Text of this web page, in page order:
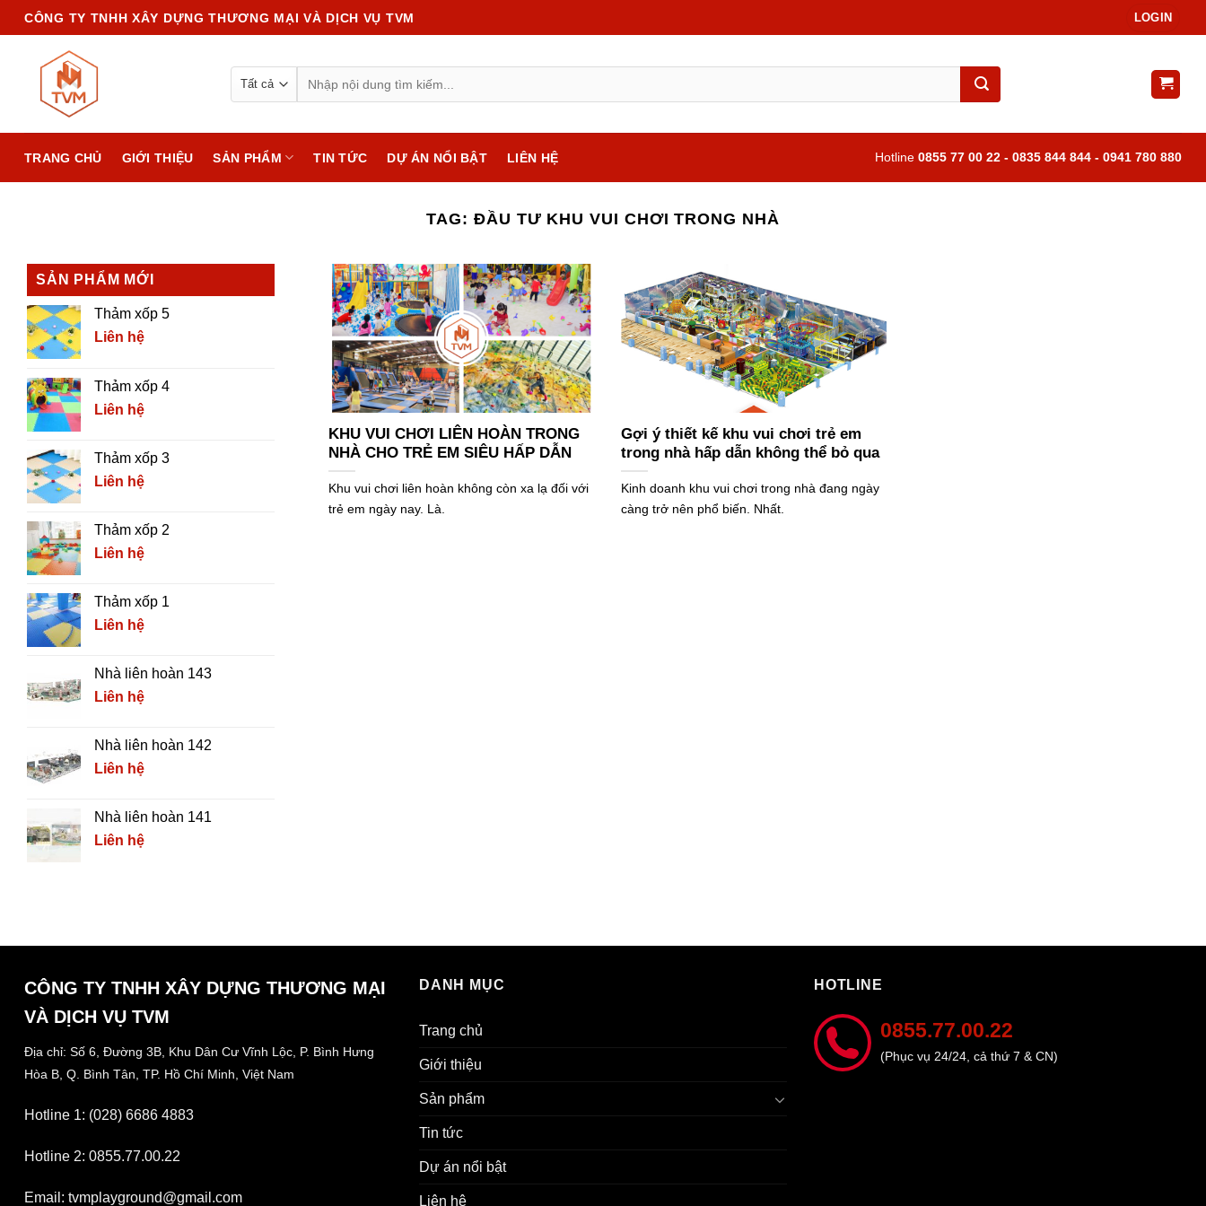
Chuyển
đến
CÔNG TY TNHH XÂY DỰNG THƯƠNG MẠI VÀ DỊCH VỤ TVM LOGIN
for:
TRANG CHỦ GIỚI THIỆU SẢN PHẨM TIN TỨC DỰ ÁN NỔI BẬT LIÊN HỆ Hotline 0855 77 00 22 - 0835 844 844 - 0941 780 880
TAG: ĐẦU TƯ KHU VUI CHƠI TRONG NHÀ
SẢN PHẨM MỚI
Thảm xốp 5
Liên hệ
Thảm xốp 4
Liên hệ
Thảm xốp 3
Liên hệ
Thảm xốp 2
Liên hệ
Thảm xốp 1
Liên hệ
Nhà liên hoàn 143
Liên hệ
Nhà liên hoàn 142
Liên hệ
Nhà liên hoàn 141
Liên hệ
KHU VUI CHƠI LIÊN HOÀN TRONG
NHÀ CHO TRẺ EM SIÊU HẤP DẪN
Khu vui chơi liên hoàn không còn xa lạ đối với
trẻ em ngày nay. Là.
Gợi ý thiết kế khu vui chơi trẻ em
trong nhà hấp dẫn không thể bỏ qua
Kinh doanh khu vui chơi trong nhà đang ngày
càng trở nên phổ biến. Nhất.
CÔNG TY TNHH XÂY DỰNG THƯƠNG MẠI
VÀ DỊCH VỤ TVM
Địa chỉ: Số 6, Đường 3B, Khu Dân Cư Vĩnh Lộc, P. Bình Hưng
Hòa B, Q. Bình Tân, TP. Hồ Chí Minh, Việt Nam
Hotline 1: (028) 6686 4883
Hotline 2: 0855.77.00.22
Email: tvmplayground@gmail.com
DANH MỤC
Trang chủ
Giới thiệu
Sản phẩm
Tin tức
Dự án nổi bật
Liên hệ
HOTLINE
0855.77.00.22
(Phục vụ 24/24, cả thứ 7 & CN)